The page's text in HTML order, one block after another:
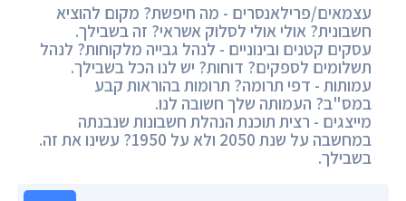
עצמאים/פרילאנסרים - מה חיפשת? מקום להוציא
חשבונית? אולי אולי לסלוק אשראי? זה בשבילך.
עסקים קטנים ובינוניים - לנהל גבייה מלקוחות? לנהל
תשלומים לספקים? דוחות? יש לנו הכל בשבילך.
עמותות - דפי תרומה? תרומות בהוראות קבע
במס"ב? העמותה שלך חשובה לנו.
מייצגים - רצית תוכנת הנהלת חשבונות שנבנתה
במחשבה על שנת 2050 ולא על 1950? עשינו את זה.
בשבילך.